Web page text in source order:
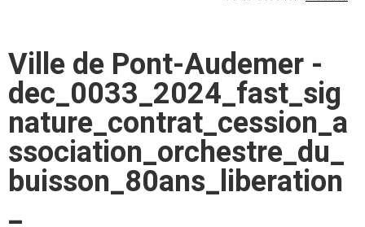
Ville de Pont-Audemer -
dec_0033_2024_fast_sig
nature_contrat_cession_a
ssociation_orchestre_du_
buisson_80ans_liberation
_